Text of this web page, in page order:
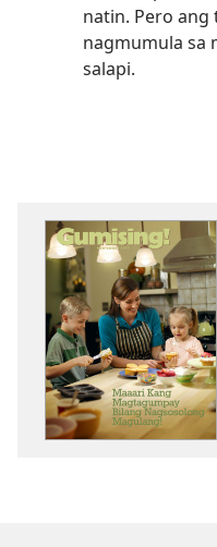
natin. Pero ang
nagmumula sa
salapi.